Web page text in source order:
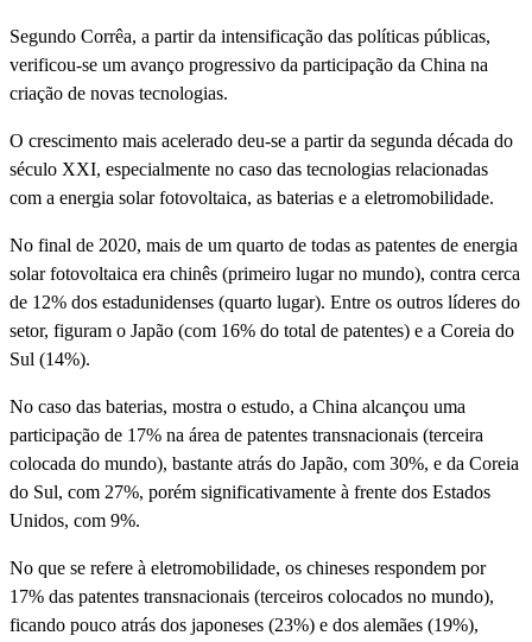
Segundo Corrêa, a partir da intensificação das políticas públicas,
verificou-se um avanço progressivo da participação da China na
criação de novas tecnologias.
O crescimento mais acelerado deu-se a partir da segunda década do
século XXI, especialmente no caso das tecnologias relacionadas
com a energia solar fotovoltaica, as baterias e a eletromobilidade.
No final de 2020, mais de um quarto de todas as patentes de energia
solar fotovoltaica era chinês (primeiro lugar no mundo), contra cerca
de 12% dos estadunidenses (quarto lugar). Entre os outros líderes do
setor, figuram o Japão (com 16% do total de patentes) e a Coreia do
Sul (14%).
No caso das baterias, mostra o estudo, a China alcançou uma
participação de 17% na área de patentes transnacionais (terceira
colocada do mundo), bastante atrás do Japão, com 30%, e da Coreia
do Sul, com 27%, porém significativamente à frente dos Estados
Unidos, com 9%.
No que se refere à eletromobilidade, os chineses respondem por
17% das patentes transnacionais (terceiros colocados no mundo),
ficando pouco atrás dos japoneses (23%) e dos alemães (19%),